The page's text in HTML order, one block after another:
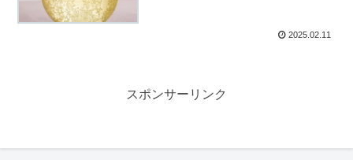
2025.02.11
スポンサーリンク